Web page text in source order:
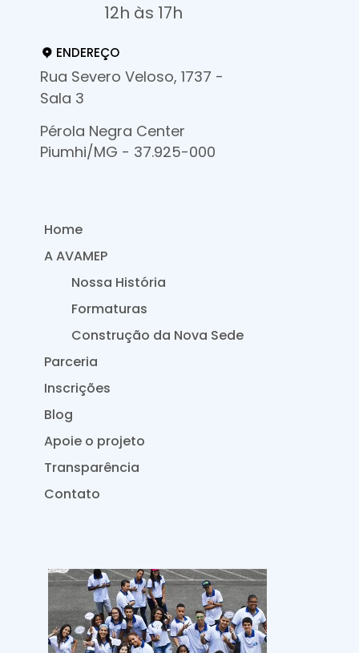
12h às 17h
ENDEREÇO
Rua Severo Veloso, 1737 -
Sala 3
Pérola Negra Center
Piumhi/MG - 37.925-000
Home
A AVAMEP
Nossa História
Formaturas
Construção da Nova Sede
Parceria
Inscrições
Blog
Apoie o projeto
Transparência
Contato